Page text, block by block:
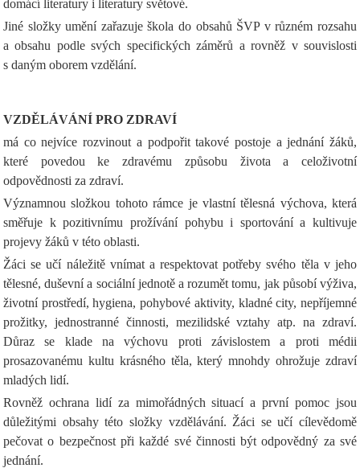
domácí literatury i literatury světové.
Jiné složky umění zařazuje škola do obsahů ŠVP v různém rozsahu
a obsahu podle svých specifických záměrů a rovněž v souvislosti
s daným oborem vzdělání.
VZDĚLÁVÁNÍ PRO ZDRAVÍ
má co nejvíce rozvinout a podpořit takové postoje a jednání žáků,
které povedou ke zdravému způsobu života a celoživotní
odpovědnosti za zdraví.
Významnou složkou tohoto rámce je vlastní tělesná výchova, která
směřuje k pozitivnímu prožívání pohybu i sportování a kultivuje
projevy žáků v této oblasti.
Žáci se učí náležitě vnímat a respektovat potřeby svého těla v jeho
tělesné, duševní a sociální jednotě a rozumět tomu, jak působí výživa,
životní prostředí, hygiena, pohybové aktivity, kladné city, nepříjemné
prožitky, jednostranné činnosti, mezilidské vztahy atp. na zdraví.
Důraz se klade na výchovu proti závislostem a proti médii
prosazovanému kultu krásného těla, který mnohdy ohrožuje zdraví
mladých lidí.
Rovněž ochrana lidí za mimořádných situací a první pomoc jsou
důležitými obsahy této složky vzdělávání. Žáci se učí cílevědomě
pečovat o bezpečnost při každé své činnosti být odpovědný za své
jednání.